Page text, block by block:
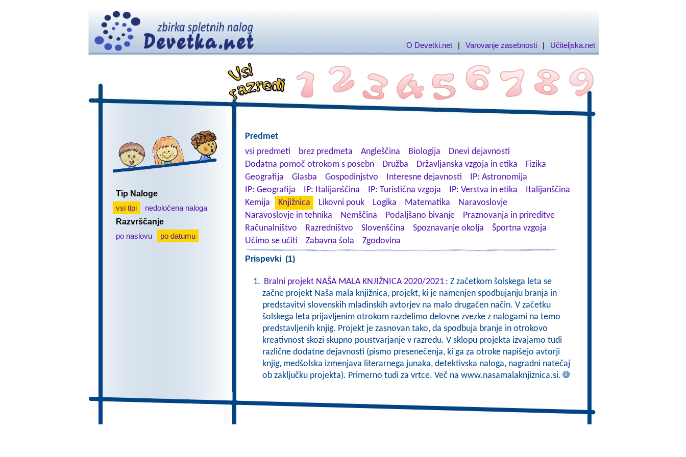
O Devetki.net | Varovanje zasebnosti | Učiteljska.net
Tip Naloge
vsi tipi
nedoločena naloga
Razvrščanje
po naslovu
po datumu
Predmet
vsi predmeti
brez predmeta Angleščina Biologija
Dnevi dejavnosti
Dodatna pomoč otrokom s posebn
Družba Državljanska vzgoja in etika
Fizika
Geografija
Glasba Gospodinjstvo Interesne dejavnosti
IP: Astronomija
IP: Geografija
IP: Italijanščina IP: Turistična vzgoja IP: Verstva in etika
Italijanščina
Kemija
Knjižnica Likovni pouk Logika Matematika
Naravoslovje
Naravoslovje in tehnika
Nemščina Podaljšano bivanje
Praznovanja in prireditve
Računalništvo
Razredništvo Slovenščina Spoznavanje okolja
Športna vzgoja
Učimo se učiti
Zabavna šola Zgodovina
Prispevki (1)
Bralni projekt NAŠA MALA KNJIŽNICA 2020/2021 : Z začetkom šolskega leta se
začne projekt Naša mala knjižnica, projekt, ki je namenjen spodbujanju branja in
predstavitvi slovenskih mladinskih avtorjev na malo drugačen način. V začetku
šolskega leta prijavljenim otrokom razdelimo delovne zvezke z nalogami na temo
predstavljenih knjig. Projekt je zasnovan tako, da spodbuja branje in otrokovo
kreativnost skozi skupno poustvarjanje v razredu. V sklopu projekta izvajamo tudi
različne dodatne dejavnosti (pismo presenečenja, ki ga za otroke napišejo avtorji
knjig, medšolska izmenjava literarnega junaka, detektivska naloga, nagradni natečaj
ob zaključku projekta). Primerno tudi za vrtce. Več na www.nasamalaknjiznica.si.